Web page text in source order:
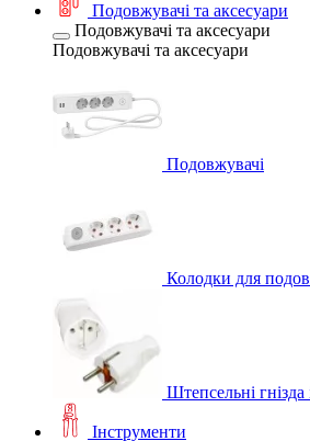
Подовжувачі та аксесуари
Подовжувачі та аксесуари
Подовжувачі та аксесуари
Подовжувачі
Колодки для
Штепсельні гнізда
Інструменти